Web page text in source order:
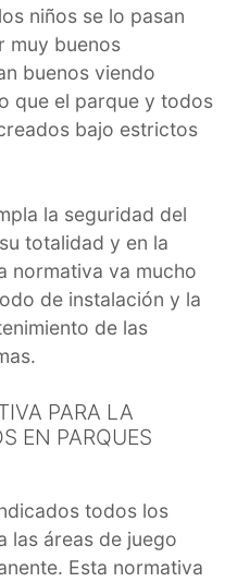
niños se lo pasan
muy buenos
buenos viendo
que el parque y todos
bajo estrictos
la seguridad del
totalidad y en la
normativa va mucho
de instalación y la
de las
PARA LA
EN PARQUES
todos los
las áreas de juego
Esta normativa